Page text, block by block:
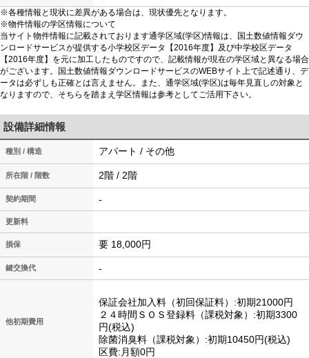
※各種情報と現状に差異がある場合は、現状優先となります。
※物件情報の学区情報について
当サイト物件情報に記載されております通学区域(学区)情報は、国土数値情報ダウ
ンロードサービスが提供する小学校区データ【2016年度】及び中学校区データ
【2016年度】を元に加工したものですので、記載情報が現在の学区域と異なる場合
がございます。国土数値情報ダウンロードサービスのWEBサイト上で記述通り、デ
ータは必ずしも正確とは言えません。また、通学区域(学区)は毎年見直しの対象と
なりますので、そちらを踏まえ学区情報は参考としてご活用下さい。
設備詳細情報
種別 / 構造 アパート / その他
所在階 / 階数 2階 / 2階
契約期間 -
更新料
損保 要 18,000円
鍵交換代 -
他初期費用
保証会社加入料（初回保証料）:初期21000円
２４時間ＳＯＳ登録料（課税対象）:初期3300
円(税込)
除菌消臭料（課税対象）:初期10450円(税込)
区費:月額0円